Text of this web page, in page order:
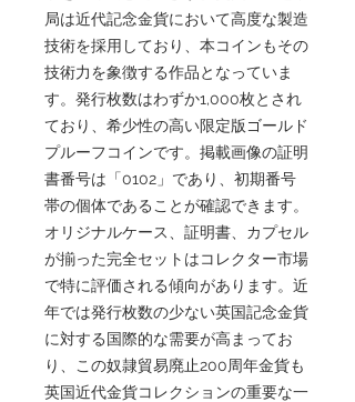
局は近代記念金貨において高度な製造
技術を採用しており、本コインもその
技術力を象徴する作品となっていま
す。発行枚数はわずか1,000枚とされ
ており、希少性の高い限定版ゴールド
プルーフコインです。掲載画像の証明
書番号は「0102」であり、初期番号
帯の個体であることが確認できます。
オリジナルケース、証明書、カプセル
が揃った完全セットはコレクター市場
で特に評価される傾向があります。近
年では発行枚数の少ない英国記念金貨
に対する国際的な需要が高まってお
り、この奴隷貿易廃止200周年金貨も
英国近代金貨コレクションの重要な一